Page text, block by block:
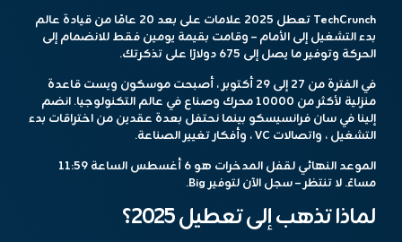
TechCrunch تعطل 2025
علامات على بعد 20 عامًا من قيادة عالم
بدء التشغيل إلى الأمام – وقامت بقيمة يومين فقط للانضمام إلى
الحركة وتوفير ما يصل إلى 675 دولارًا على تذكرتك.
في الفترة من 27 إلى 29 أكتوبر ، أصبحت موسكون ويست قاعدة
منزلية لأكثر من 10000 محرك وصناع في عالم التكنولوجيا. انضم
إلينا في سان فرانسيسكو بينما نحتفل بعدة عقدين من اختراقات بدء
التشغيل ، واتصالات VC ، وأفكار تغيير الصناعة.
الموعد النهائي لقفل المدخرات هو 6 أغسطس الساعة 11:59
مساءً. لا تنتظر –سجل الآن لتوفير Big .
لماذا تذهب إلى تعطيل 2025؟